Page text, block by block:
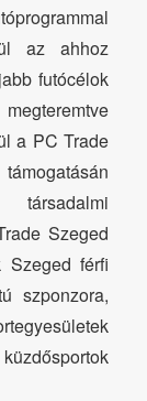
az ahhoz
futócélok
a PC Trade
Szeged
férfi
szponzora,